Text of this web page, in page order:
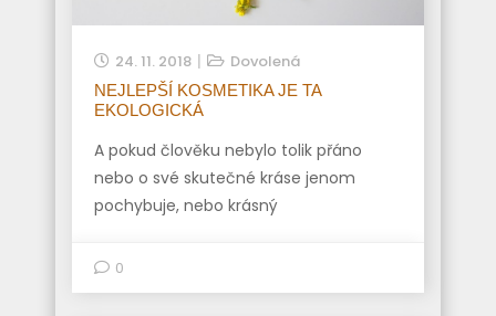
24. 11. 2018 Dovolená
NEJLEPŠÍ KOSMETIKA JE TA
EKOLOGICKÁ
A pokud člověku nebylo tolik přáno
nebo o své skutečné kráse jenom
pochybuje, nebo krásný
0